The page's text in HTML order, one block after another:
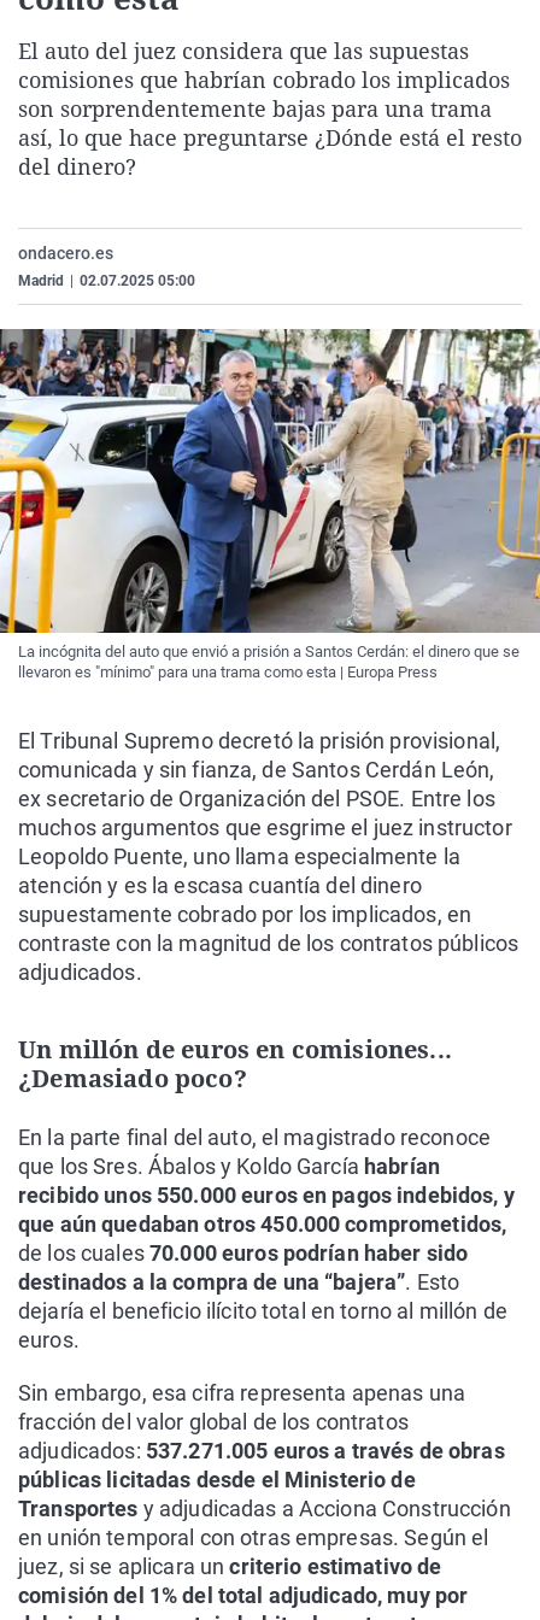
Gente viajera
Como el perro y el
Retornados
Equipo de
Operación Viuda
Galicia
La Rioja
Navarra
Televisión
Elecciones
El auto del juez considera que las supuestas
comisiones que habrían cobrado los implicados
son sorprendentemente bajas para una trama
así, lo que hace preguntarse ¿Dónde está el resto
del dinero?
ondacero.es
Madrid 02.07.2025 05:00
La incógnita del auto que envió a prisión a Santos Cerdán: el dinero que se
llevaron es "mínimo" para una trama como esta | Europa Press
El Tribunal Supremo decretó la prisión provisional,
comunicada y sin fianza, de Santos Cerdán León,
ex secretario de Organización del PSOE. Entre los
muchos argumentos que esgrime el juez instructor
Leopoldo Puente, uno llama especialmente la
atención y es la escasa cuantía del dinero
supuestamente cobrado por los implicados, en
contraste con la magnitud de los contratos públicos
adjudicados.
Un millón de euros en comisiones...
¿Demasiado poco?
En la parte final del auto, el magistrado reconoce
que los Sres. Ábalos y Koldo García habrían
recibido unos 550.000 euros en pagos indebidos, y
que aún quedaban otros 450.000 comprometidos,
de los cuales70.000 euros podrían haber sido
destinados a la compra de una “bajera”. Esto
dejaría el beneficio ilícito total en torno al millón de
euros.
Sin embargo, esa cifra representa apenas una
fracción del valor global de los contratos
adjudicados: 537.271.005 euros a través de obras
públicas licitadas desde el Ministerio de
Transportes y adjudicadas a Acciona Construcción
en unión temporal con otras empresas. Según el
juez, si se aplicara un criterio estimativo de
comisión del 1% del total adjudicado, muy por